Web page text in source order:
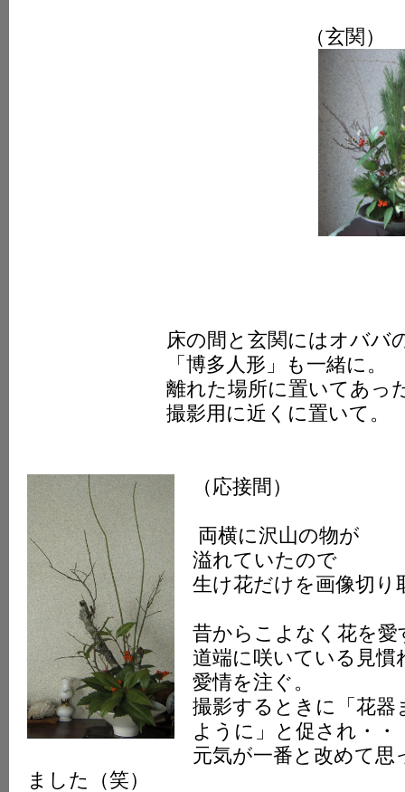
（玄関）
床の間と玄関にはオババの
「博多人形」も一緒に。
離れた場所に置いてあった
撮影用に近くに置いて。
（応接間）
両横に沢山の物が
溢れていたので
生け花だけを画像切り
昔からこよなく花を愛
道端に咲いている見慣
愛情を注ぐ。
撮影するときに「花
ように」と促され・・
元気が一番と改めて
ました（笑）